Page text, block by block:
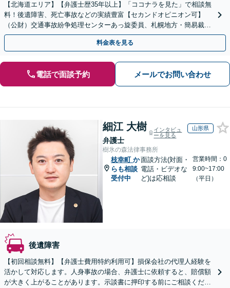
【北海道エリア】【弁護士歴35年以上】「ココナラを見た」で相談無
料！後遺障害、死亡事故などの実績豊富【セカンドオピニオン可】
（公財）交通事故紛争処理センターあっ旋委員、札幌地方・簡易裁判
所調停委員の経験あり
料金表を見る
電話で面談予約 メールでお問い合わせ
細江 大樹
弁護士
インタビュ
ーを見る
山形県
樹氷の森法律事務所
枝幸町 か
らも相談
受付中
面談方法(対面・
電話・ビデオな
ど)は応相談
営業時間：0
9:00~17:00
（平日）
後遺障害
【初回相談無料】【弁護士費用特約利用可】損保会社の代理人経験を
活かして対応します。人身事故の場合、弁護士に依頼すると、賠償額
が大きく上がることがあります。示談書に押印する前にご相談くださ